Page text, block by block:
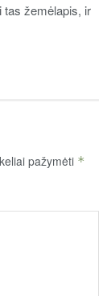
tas žemėlapis, ir
pažymėti *